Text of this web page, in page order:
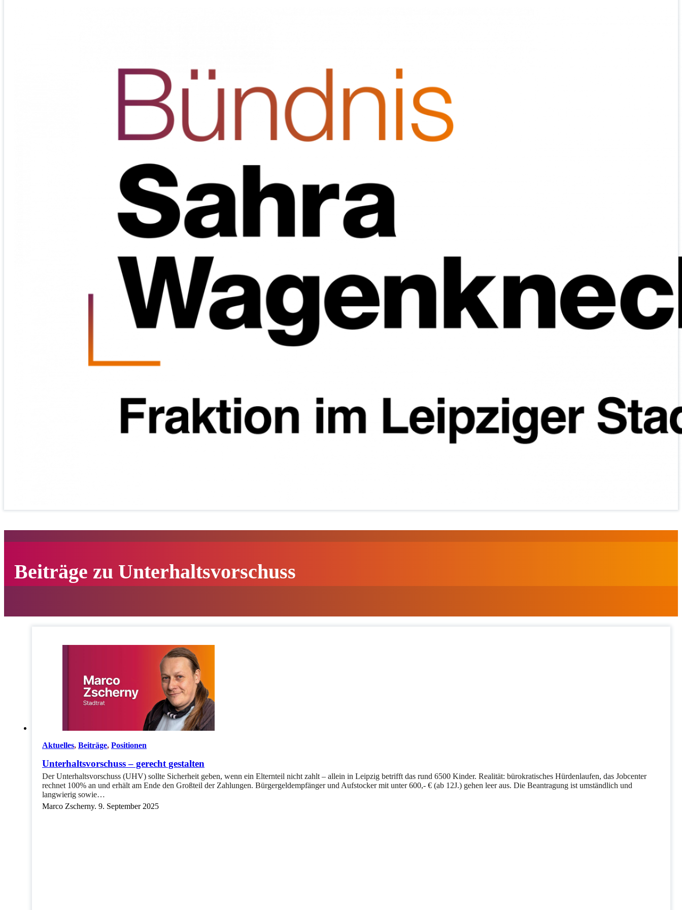
Beiträge zu Unterhaltsvorschuss
Aktuelles, Beiträge, Positionen
Unterhaltsvorschuss – gerecht gestalten
Der Unterhaltsvorschuss (UHV) sollte Sicherheit geben, wenn ein Elternteil nicht zahlt – allein in Leipzig betrifft das rund 6500 Kinder. Realität: bürokratisches Hürdenlaufen, das Jobcenter
rechnet 100% an und erhält am Ende den Großteil der Zahlungen. Bürgergeldempfänger und Aufstocker mit unter 600,- € (ab 12J.) gehen leer aus. Die Beantragung ist umständlich und
langwierig sowie…
Marco Zscherny. 9. September 2025